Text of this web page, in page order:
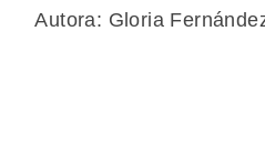
Autora: Gloria